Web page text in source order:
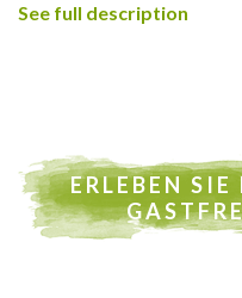
in der Nähe mehrerer
See full description
ERLEBEN